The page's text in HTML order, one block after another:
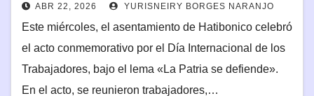
ABR 22, 2026 YURISNEIRY BORGES NARANJO
Este miércoles, el asentamiento de Hatibonico celebró
el acto conmemorativo por el Día Internacional de los
Trabajadores, bajo el lema «La Patria se defiende».
En el acto, se reunieron trabajadores,…